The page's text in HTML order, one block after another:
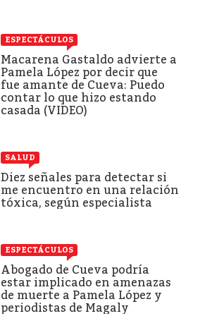
ESPECTÁCULOS
Macarena Gastaldo advierte a
Pamela López por decir que
fue amante de Cueva: Puedo
contar lo que hizo estando
casada (VIDEO)
SALUD
Diez señales para detectar si
me encuentro en una relación
tóxica, según especialista
ESPECTÁCULOS
Abogado de Cueva podría
estar implicado en amenazas
de muerte a Pamela López y
periodistas de Magaly